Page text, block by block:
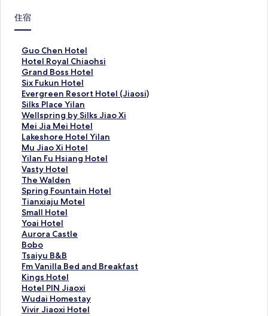
住宿
Guo Chen Hotel
G
u
o
C
h
e
n
H
o
t
e
l
的
連
結
Hotel Royal Chiaohsi
H
o
t
e
l
R
o
y
a
l
C
h
i
a
o
h
s
i
的
連
結
Grand Boss Hotel
G
r
a
n
d
B
o
s
s
H
o
t
e
l
的
連
結
Six Fukun Hotel
S
i
x
F
u
k
u
n
H
o
t
e
l
的
連
結
Evergreen Resort Hotel (Jiaosi)
E
v
e
r
g
r
e
e
n
R
e
s
o
r
t
H
o
t
e
l
(
Silks Place Yilan
S
i
l
k
s
P
l
a
c
e
Y
i
l
a
n
的
連
結
Wellspring by Silks Jiao Xi
W
e
l
l
s
p
r
i
n
g
b
y
S
i
l
k
s
J
i
Mei Jia Mei Hotel
M
e
i
J
i
a
M
e
i
H
o
t
e
l
的
連
結
Lakeshore Hotel Yilan
L
a
k
e
s
h
o
r
e
H
o
t
e
l
Y
i
l
Mu Jiao Xi Hotel
M
u
J
i
a
o
X
i
H
o
t
e
l
的
連
結
Yilan Fu Hsiang Hotel
Y
i
l
a
n
F
u
H
s
i
a
n
g
H
o
Vasty Hotel
V
a
s
t
y
H
o
t
e
l
的
連
結
The Walden
T
h
e
W
a
l
d
e
n
的
連
結
Spring Fountain Hotel
S
p
r
i
n
g
F
o
u
n
t
a
Tianxiaju Motel
T
i
a
n
x
i
a
j
u
M
o
Small Hotel
S
m
a
l
l
H
o
t
e
l
Yoai Hotel
Y
o
a
i
H
o
t
e
l
Aurora Castle
A
u
r
o
r
a
C
a
Bobo
B
o
b
o
的
連
結
Tsaiyu B&B
T
s
a
i
y
u
Fm Vanilla Bed and Breakfast
F
m
V
a
n
Kings Hotel
K
i
n
g
Hotel PIN Jiaoxi
H
o
t
Wudai Homestay
W
u
Vivir Jiaoxi Hotel
V